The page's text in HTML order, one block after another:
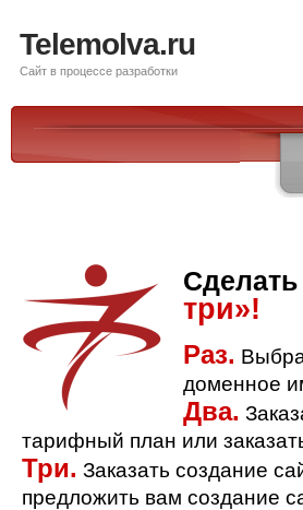
Telemolva.ru
Сайт в процессе разработки
Сделать
три»!
Раз.
доменное
Два.
тарифный план или
Три. Заказать создание
предложить вам создание